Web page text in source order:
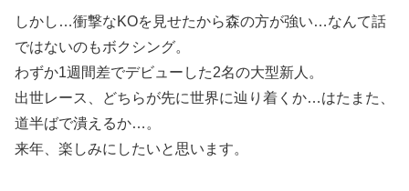
しかし…衝撃なKOを見せたから森の方が強い…なんて話
ではないのもボクシング。
わずか1週間差でデビューした2名の大型新人。
出世レース、どちらが先に世界に辿り着くか…はたまた、
道半ばで潰えるか…。
来年、楽しみにしたいと思います。